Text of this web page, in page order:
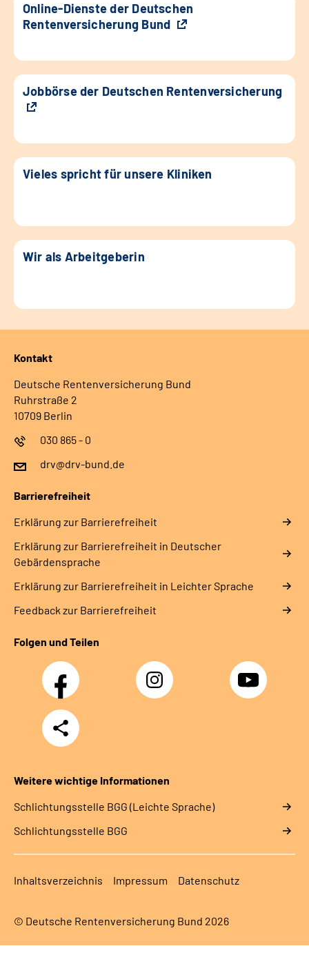
Online-Dienste der Deutschen
Rentenversicherung Bund
Jobbörse der Deutschen Rentenversicherung
Vieles spricht für unsere Kliniken
Wir als Arbeitgeberin
Kontakt
Deutsche Rentenversicherung Bund
Ruhrstraße 2
10709 Berlin
030 865 - 0
drv@drv-bund.de
Barrierefreiheit
Erklärung zur Barrierefreiheit
Erklärung zur Barrierefreiheit in Deutscher
Gebärdensprache
Erklärung zur Barrierefreiheit in Leichter Sprache
Feedback zur Barrierefreiheit
Folgen und Teilen
Facebook Instagram YouTube
Teilen
Weitere wichtige Informationen
Schlich­tungs­stel­le BGG (Leichte Sprache)
Schlich­tungs­stel­le BGG
Inhaltsverzeichnis Impressum Datenschutz
© Deutsche Rentenversicherung Bund 2026